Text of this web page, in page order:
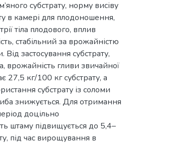
субстрату, норму висіву
в камері для плодоношення,
тіла плодового, вплив
стабільний за врожайністю
застосування субстрату,
врожайність гливи звичайної
27,5 кг/100 кг субстрату, а
субстрату із соломи
знижується. Для отримання
доцільно
штаму підвищується до 5,4–
під час вирощування в